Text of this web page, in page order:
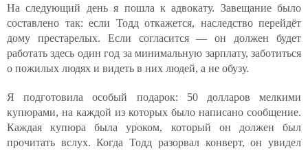
На следующий день я пошла к адвокату. Завещание было
составлено так: если Тодд откажется, наследство перейдёт
дому престарелых. Если согласится — он должен будет
работать здесь один год за минимальную зарплату, заботиться
о пожилых людях и видеть в них людей, а не обузу.
Я подготовила особый подарок: 50 долларов мелкими
купюрами, на каждой из которых было написано сообщение.
Каждая купюра была уроком, который он должен был
прочитать вслух. Когда Тодд разорвал конверт, он увидел